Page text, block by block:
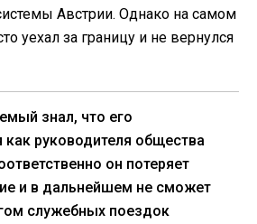
Австрии. Однако на самом
уехал за границу и не вернулся
знал, что его
руководителя общества
он потеряет
и в дальнейшем не сможет
служебных поездок